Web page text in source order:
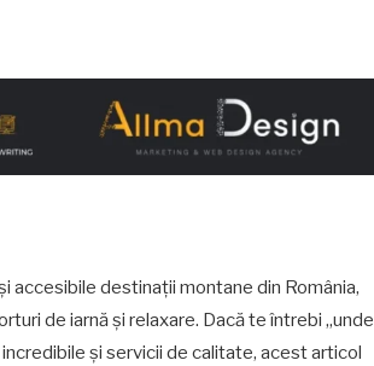
accesibile destinații montane din România,
de iarnă și relaxare. Dacă te întrebi „unde
și servicii de calitate, acest articol